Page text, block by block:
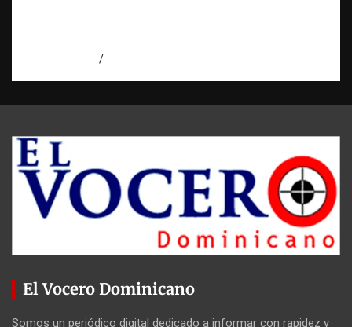
El Vocero Dominicano
Somos un periódico digital dedicado a informar con rapidez y